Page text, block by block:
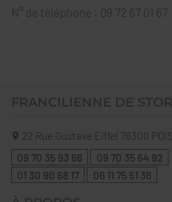
N° de téléphone : 09 72 67 01 67
22 Rue Gustave Eiffel 78300
09 70 35 93 66
09 70 35 64 92
01 30 90 68 17
06 11 75 51 36